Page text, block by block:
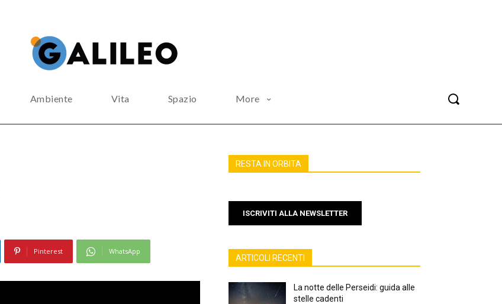
Ambiente Vita Spazio More
Pinterest WhatsApp
RESTA IN ORBITA
ISCRIVITI ALLA NEWSLETTER
ARTICOLI RECENTI
La notte delle Perseidi: guida alle
stelle cadenti